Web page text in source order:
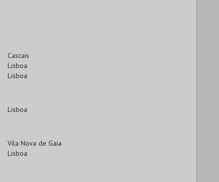
Cascais
Lisboa
Lisboa
Lisboa
Vila Nova de Gaia
Lisboa